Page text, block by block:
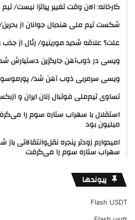
کارخانه: الان وقت تغییر پیاتزا نیست/
شکست تیم ملی هندبال جوانان از
علت؟ علاقه شدید مورینیو/ رئال از
ویسی در ذوب‌آهن جایگزین دستیارش
ویسی سرمربی ذوب آهن شد/ پورموسوی پس از ۳
تساوی تیم‌ملی فوتبال زنان ایران و
میلیون بود
امیدوارم زودتر پنجره نقل‌وانتقالاتی
سهراب ستاره سوم را می‌گرفت
پیوندها
Flash USDT